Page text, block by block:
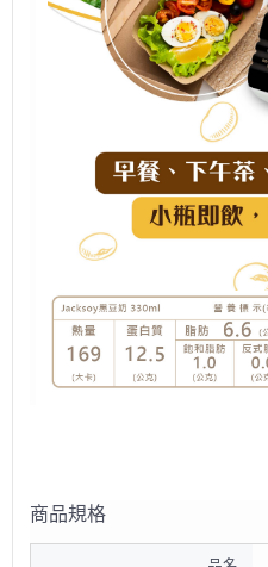
商品規格